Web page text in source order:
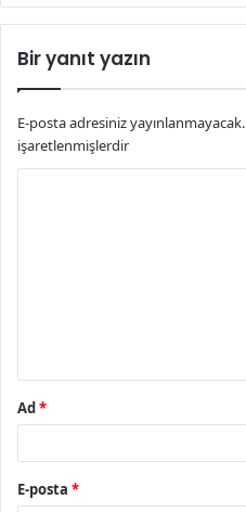
Bir yanıt yazın
E-posta adresiniz yayınlanmayacak.
işaretlenmişlerdir
Ad*
E-posta *